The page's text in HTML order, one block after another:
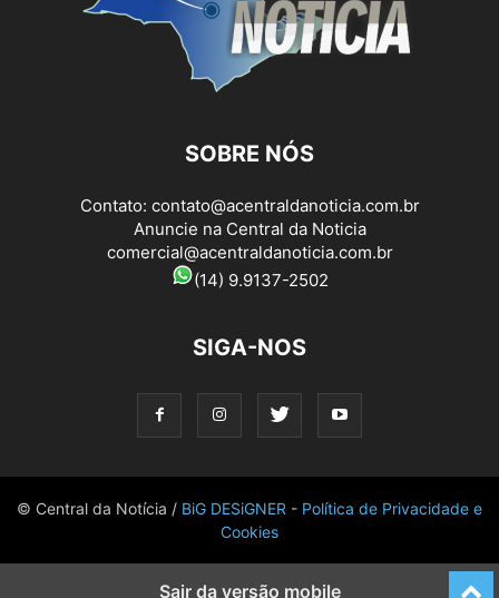
SOBRE NÓS
Contato: contato@acentraldanoticia.com.br
Anuncie na Central da Noticia
comercial@acentraldanoticia.com.br
(14) 9.9137-2502
SIGA-NOS
© Central da Notícia / BiG DESiGNER - Política de Privacidade e
Cookies
Sair da versão mobile